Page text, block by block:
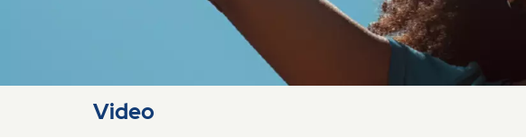
Video